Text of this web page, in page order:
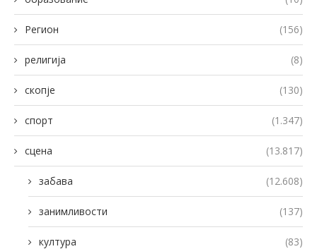
Регион (156)
религија (8)
скопје (130)
спорт (1.347)
сцена (13.817)
забава (12.608)
занимливости (137)
култура (83)